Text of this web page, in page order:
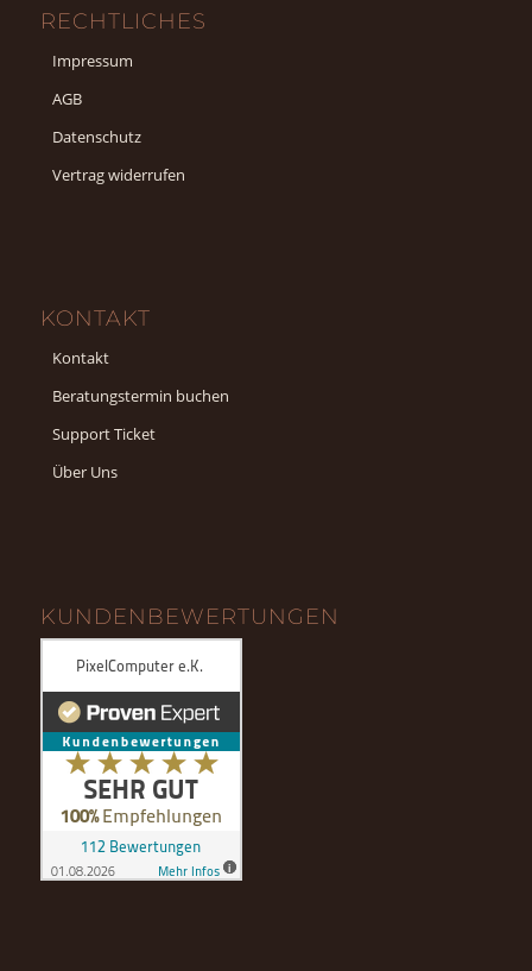
RECHTLICHES
Impressum
AGB
Datenschutz
Vertrag widerrufen
KONTAKT
Kontakt
Beratungstermin buchen
Support Ticket
Über Uns
KUNDENBEWERTUNGEN